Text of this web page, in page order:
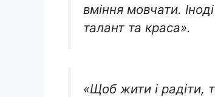
вміння мовчати.
талант та краса».
«Щоб жити і радіти,